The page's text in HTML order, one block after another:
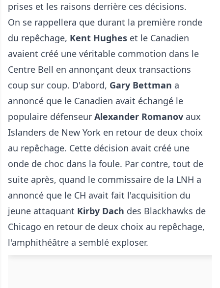
prises et les raisons derrière ces décisions.
On se rappellera que durant la première ronde
du repêchage, Kent Hughes et le Canadien
avaient créé une véritable commotion dans le
Centre Bell en annonçant deux transactions
coup sur coup. D'abord, Gary Bettman a
annoncé que le Canadien avait échangé le
populaire défenseur Alexander Romanov aux
Islanders de New York en retour de deux choix
au repêchage. Cette décision avait créé une
onde de choc dans la foule. Par contre, tout de
suite après, quand le commissaire de la LNH a
annoncé que le CH avait fait l'acquisition du
jeune attaquant Kirby Dach des Blackhawks de
Chicago en retour de deux choix au repêchage,
l'amphithéâtre a semblé exploser.